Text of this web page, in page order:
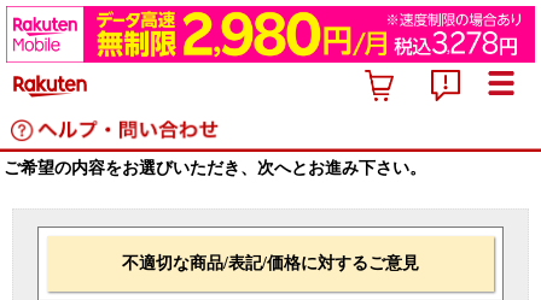
ご希望の内容をお選びいただき、次へとお進み下さい。
不適切な商品/表記/価格に対するご意見